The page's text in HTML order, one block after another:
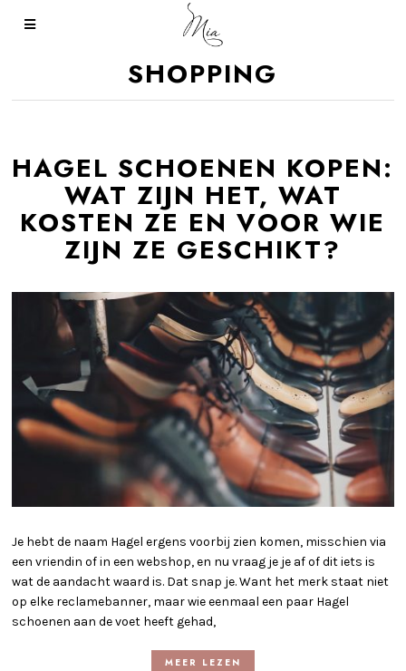
SHOPPING
HAGEL SCHOENEN KOPEN:
WAT ZIJN HET, WAT
KOSTEN ZE EN VOOR WIE
ZIJN ZE GESCHIKT?
Je hebt de naam Hagel ergens voorbij zien komen, misschien via
een vriendin of in een webshop, en nu vraag je je af of dit iets is
wat de aandacht waard is. Dat snap je. Want het merk staat niet
op elke reclamebanner, maar wie eenmaal een paar Hagel
schoenen aan de voet heeft gehad,
MEER LEZEN